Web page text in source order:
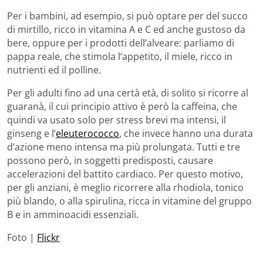
Per i bambini, ad esempio, si può optare per del succo
di mirtillo, ricco in vitamina A e C ed anche gustoso da
bere, oppure per i prodotti dell’alveare: parliamo di
pappa reale, che stimola l’appetito, il miele, ricco in
nutrienti ed il polline.
Per gli adulti fino ad una certà età, di solito si ricorre al
guaranà, il cui principio attivo è però la caffeina, che
quindi va usato solo per stress brevi ma intensi, il
ginseng e l’eleuterococco, che invece hanno una durata
d’azione meno intensa ma più prolungata. Tutti e tre
possono però, in soggetti predisposti, causare
accelerazioni del battito cardiaco. Per questo motivo,
per gli anziani, è meglio ricorrere alla rhodiola, tonico
più blando, o alla spirulina, ricca in vitamine del gruppo
B e in amminoacidi essenziali.
Foto | Flickr